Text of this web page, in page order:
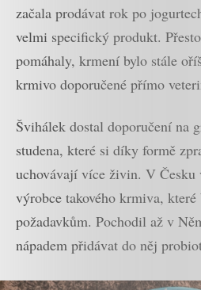
začala prodávat rok po
velmi specifický produkt.
pomáhaly, krmení bylo stále
krmivo doporučené přímo
Švihálek dostal doporučení na
studena, které si díky formě
uchovávají více živin. V Česku
výrobce takového krmiva,
požadavkům. Pochodil až v
nápadem přidávat do něj